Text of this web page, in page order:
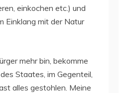
einkochen etc.) und
Einklang mit der Natur
mehr bin, bekomme
Staates, im Gegenteil,
alles gestohlen. Meine